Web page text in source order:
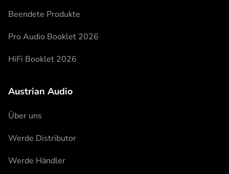
Beendete Produkte
Pro Audio Booklet 2026
HiFi Booklet 2026
Austrian Audio
Über uns
Werde Distributor
Werde Händler